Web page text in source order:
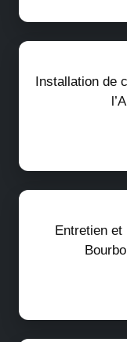
Installation de
Entretien et